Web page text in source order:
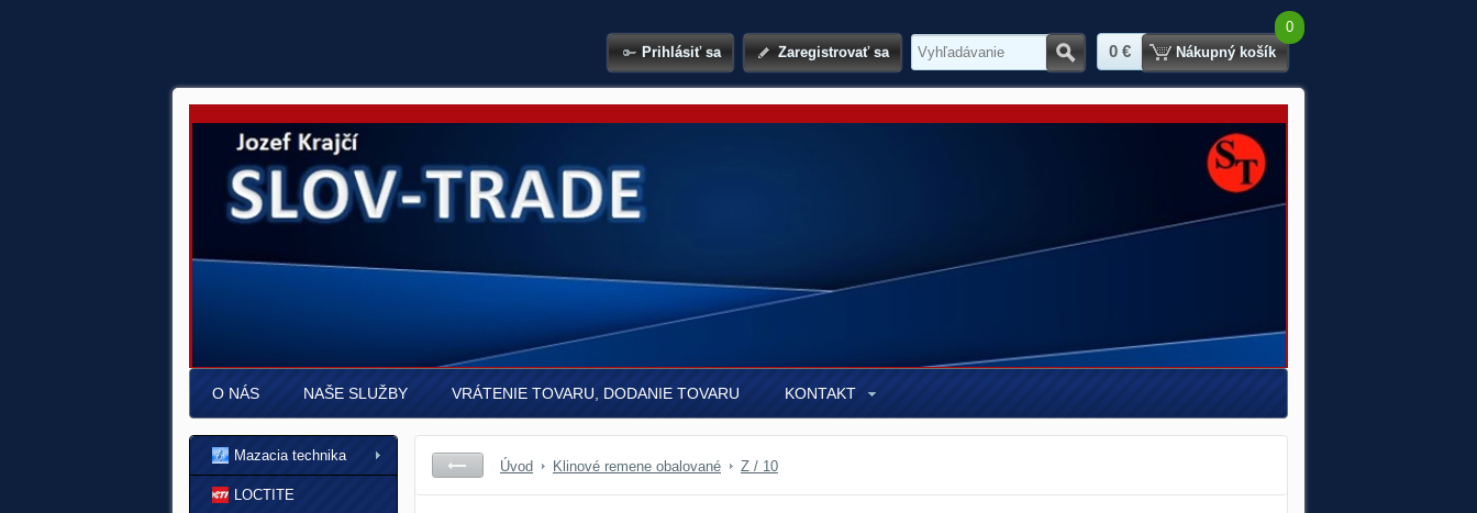
Prihlásiť sa Zaregistrovať sa Hľadať
0 €
0
Nákupný košík
O NÁS NAŠE SLUŽBY VRÁTENIE TOVARU, DODANIE TOVARU KONTAKT
Úvod Klinové remene obalované Z / 10
Mazacia technika
LOCTITE